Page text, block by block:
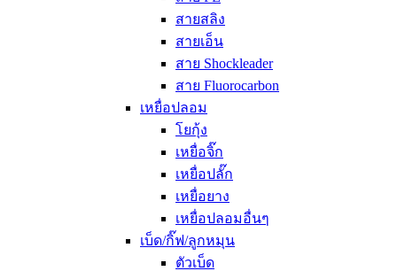
สายสลิง
สายเอ็น
สาย Shockleader
สาย Fluorocarbon
เหยื่อปลอม
โยกุ้ง
เหยื่อจิ๊ก
เหยื่อปลั๊ก
เหยื่อยาง
เหยื่อปลอมอื่นๆ
เบ็ด/กิ๊ฟ/ลูกหมุน
ตัวเบ็ด